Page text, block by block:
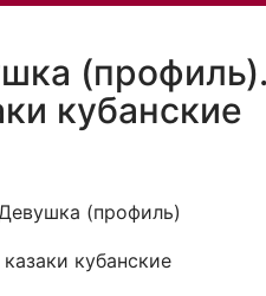
(профиль).
кубанские
(профиль)
кубанские